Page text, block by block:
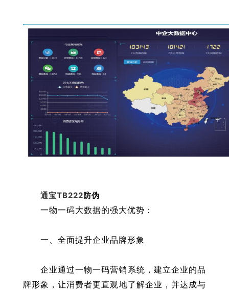
通宝TB222防伪
一物一码大数据的强大优势：
一、全面提升企业品牌形象
企业通过一物一码营销系统，建立企业的品
牌形象，让消费者更直观地了解企业，并达成与